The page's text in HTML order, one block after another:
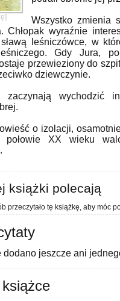
]
Wszystko zmienia
Chłopak wyraźnie
leśniczówce, w
Gdy Jura,
przewieziony do
dziewczynie.
wychodzić
o izolacji,
XX wieku
książki polecają
przeczytało tę książkę, aby móc
dodano jeszcze ani